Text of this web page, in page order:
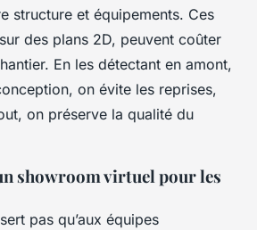
structure et équipements. Ces
des plans 2D, peuvent coûter
En les détectant en amont,
on évite les reprises,
on préserve la qualité du
showroom virtuel pour les
pas qu’aux équipes